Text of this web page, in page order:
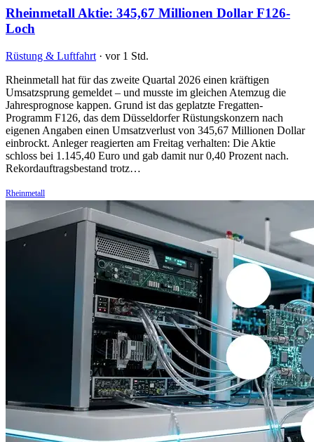
Rheinmetall Aktie: 345,67 Millionen Dollar F126-
Loch
Rüstung & Luftfahrt · vor 1 Std.
Rheinmetall hat für das zweite Quartal 2026 einen kräftigen
Umsatzsprung gemeldet – und musste im gleichen Atemzug die
Jahresprognose kappen. Grund ist das geplatzte Fregatten-
Programm F126, das dem Düsseldorfer Rüstungskonzern nach
eigenen Angaben einen Umsatzverlust von 345,67 Millionen Dollar
einbrockt. Anleger reagierten am Freitag verhalten: Die Aktie
schloss bei 1.145,40 Euro und gab damit nur 0,40 Prozent nach.
Rekordauftragsbestand trotz…
Rheinmetall